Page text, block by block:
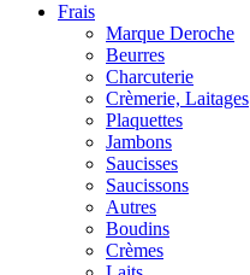
Frais
Marque Deroche
Beurres
Charcuterie
Crèmerie, Laitages
Plaquettes
Jambons
Saucisses
Saucissons
Autres
Boudins
Crèmes